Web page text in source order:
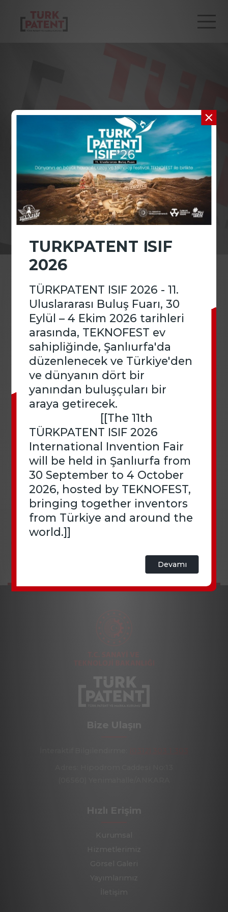
Kurum Adının
Usulsüz
Kullanılması
Hakkında
12 Nisan 2022
Son dönemde Türk Patent ve Marka Kurumu adının
gerek bire bir gerekse de benzerinin usulsüz olarak
kullanılması suretiyle vatandaşların mağdur edildiği
yönünde Kurumumuza çok sayıda şikâyet gelmiştir.
Bu şikâyetler kapsamında, Kurum adını kullanarak
kendisine haksız yarar sağlamaya çalışan ve
vatandaşların mağduriyetine neden olan kişiler
hakkında Ankara Cumhuriyet Başsavcılığına suç
duyurusunda bulunulmuş, ayrıca yetkili Sulh Hukuk
Mahkemesinden internet sitesi erişim engeli talep
edilmiştir.
Kamuoyuna saygıyla duyurulur.
Kurumsal
Hizmetlerimiz
Bilgi Merkezi
Bültenler
Patent/Marka Vekilleri
TURKPATENT ISIF
2026
TÜRKPATENT ISIF 2026 - 11.
Uluslararası Buluş Fuarı, 30
Eylül – 4 Ekim 2026 tarihleri
arasında, TEKNOFEST ev
sahipliğinde, Şanlıurfa'da
düzenlenecek ve Türkiye'den
ve dünyanın dört bir
yanından buluşçuları bir
araya getirecek.
[[The 11th
TÜRKPATENT ISIF 2026
International Invention Fair
will be held in Şanlıurfa from
30 September to 4 October
2026, hosted by TEKNOFEST,
bringing together inventors
from Türkiye and around the
world.]]
Devamı